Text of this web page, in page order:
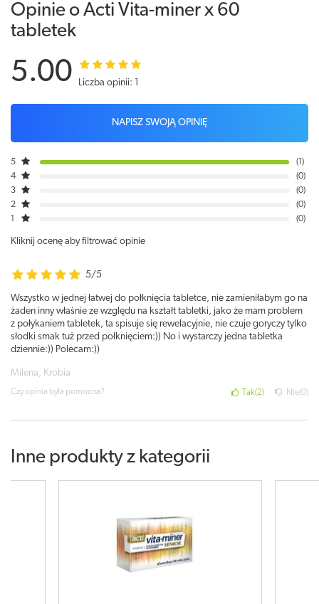
Opinie o Acti Vita-miner x 60
tabletek
5.00 Liczba opinii: 1
NAPISZ SWOJĄ OPINIĘ
5
1
4
0
3
0
2
0
0
Kliknij ocenę aby filtrować opinie
5/5
Wszystko w jednej łatwej do połknięcia tabletce, nie zamieniłabym go na
żaden inny właśnie ze względu na kształt tabletki, jako że mam problem
z połykaniem tabletek, ta spisuje się rewelacyjnie, nie czuje goryczy tylko
słodki smak tuż przed połknięciem:)) No i wystarczy jedna tabletka
dziennie:)) Polecam:))
Milena, Krobia
Czy opinia była pomocna? Tak 2 Nie 0
Inne produkty z kategorii